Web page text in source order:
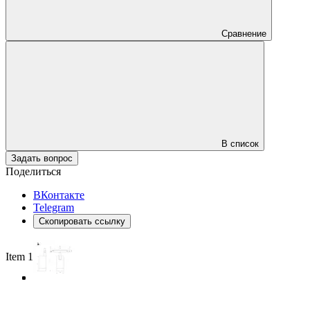
Сравнение
В список
Задать вопрос
Поделиться
ВКонтакте
Telegram
Скопировать ссылку
Item 1 of 4